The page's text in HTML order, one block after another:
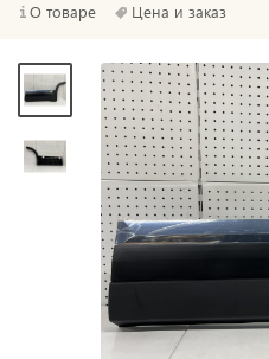
О товаре Цена и заказ